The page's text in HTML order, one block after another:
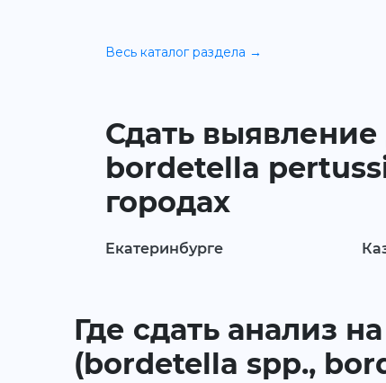
Весь каталог раздела →
Сдать
bordetella
городах
Екатеринбурге
Где сдать анализ
(bordetella spp.,